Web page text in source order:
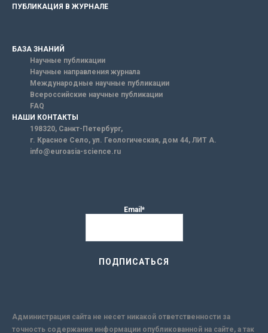
ПУБЛИКАЦИЯ В ЖУРНАЛЕ
БАЗА ЗНАНИЙ
Научные публикации
Научные направления журнала
Международные научные публикации
Всероссийские научные публикации
FAQ
НАШИ КОНТАКТЫ
198320, Санкт-Петербург,
г. Красное Село, ул. Геологическая, дом 44, ЛИТ А.
info@euroasia-science.ru
Email*
Администрация сайта не несет никакой ответственности за
точность содержания информации опубликованной на сайте, а так